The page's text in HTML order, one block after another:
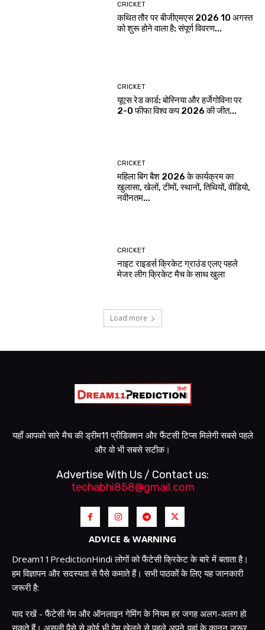
CRICKET
कथित तौर पर बीजीएमएस 2026 10 अगस्त
को शुरू होने वाला है: संपूर्ण विवरण...
CRICKET
यूएस रेड कार्ड: बोस्निया और हर्जेगोविना पर
2-0 फीफा विश्व कप 2026 की जीत...
CRICKET
महिला बिग बैश 2026 के कार्यक्रम का
खुलासा, खेलों, टीमों, स्थानों, तिथियों, वीडियो,
नवीनतम...
CRICKET
नाइट राइडर्स क्रिकेट ग्राउंड एलए पहले
मेजर लीग क्रिकेट मैच के साथ खुला
Load more
यहाँ आपको सारे मैच की ड्रीम11 प्रीडिक्शन और फैंटसी टिप्स मिलेगी सबसे पहले
और वो भी सबसे सटीक।
Advertise With Us / Contact us:
techabhi858@gmail.com
ADVICE & WARNING
Dream11PredictionHindi लोगों को फैंटेसी क्रिकेट के बारे में बताता है।
हम विज्ञापन और सदस्यता से पैसे कमाते हैं। सभी पाठकों के लिए यह जानकारी
जरूरी है:
याद रखें - फैंटेसी गेम और ऑनलाइन गेमिंग के नियम हर जगह अलग-अलग हो
सकते हैं। असली पैसे से कोई भी गेम खेलने से पहले अपने यहां के कानून जरूर